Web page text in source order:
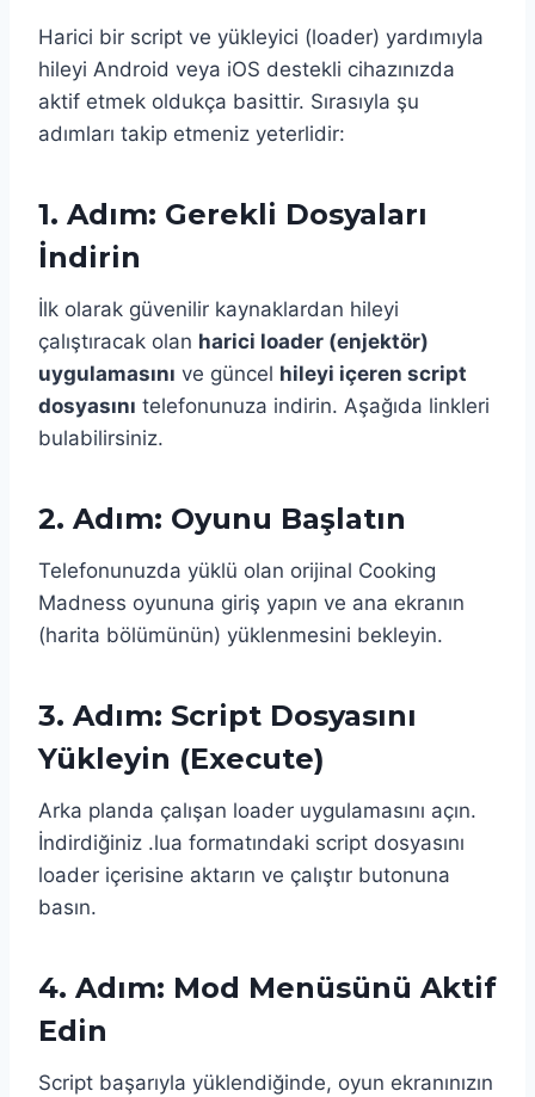
Harici bir script ve yükleyici (loader) yardımıyla
hileyi Android veya iOS destekli cihazınızda
aktif etmek oldukça basittir. Sırasıyla şu
adımları takip etmeniz yeterlidir:
1. Adım: Gerekli Dosyaları
İndirin
İlk olarak güvenilir kaynaklardan hileyi
çalıştıracak olan harici loader (enjektör)
uygulamasını ve güncel hileyi içeren script
dosyasını telefonunuza indirin. Aşağıda linkleri
bulabilirsiniz.
2. Adım: Oyunu Başlatın
Telefonunuzda yüklü olan orijinal Cooking
Madness oyununa giriş yapın ve ana ekranın
(harita bölümünün) yüklenmesini bekleyin.
3. Adım: Script Dosyasını
Yükleyin (Execute)
Arka planda çalışan loader uygulamasını açın.
İndirdiğiniz .lua formatındaki script dosyasını
loader içerisine aktarın ve çalıştır butonuna
basın.
4. Adım: Mod Menüsünü Aktif
Edin
Script başarıyla yüklendiğinde, oyun ekranınızın